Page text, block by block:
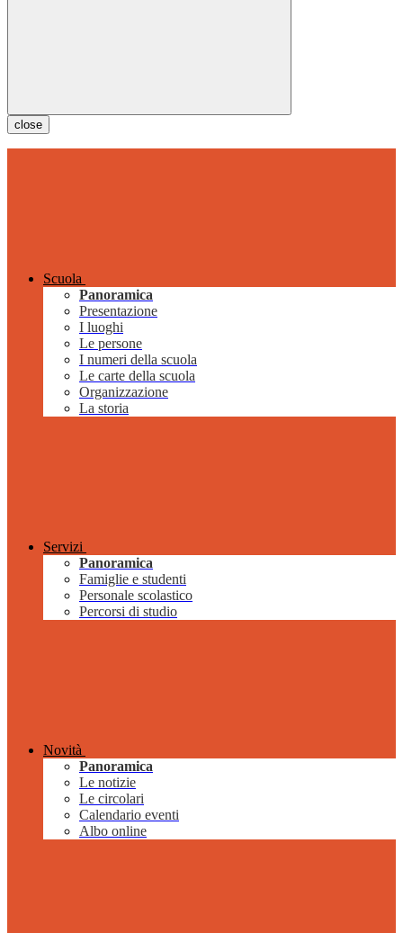
close
Scuola
Panoramica
Presentazione
I luoghi
Le persone
I numeri della scuola
Le carte della scuola
Organizzazione
La storia
Servizi
Panoramica
Famiglie e studenti
Personale scolastico
Percorsi di studio
Novità
Panoramica
Le notizie
Le circolari
Calendario eventi
Albo online